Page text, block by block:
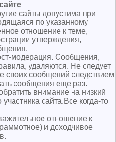
сайты допустима при
по указанному
отношение к теме,
утверждения,
модерация. Сообщения,
удаляются. Не следует
своих сообщений следствием
сообщения еще раз.
внимание на низкий
сайта.Все когда-то
отношение к
и доходчивое